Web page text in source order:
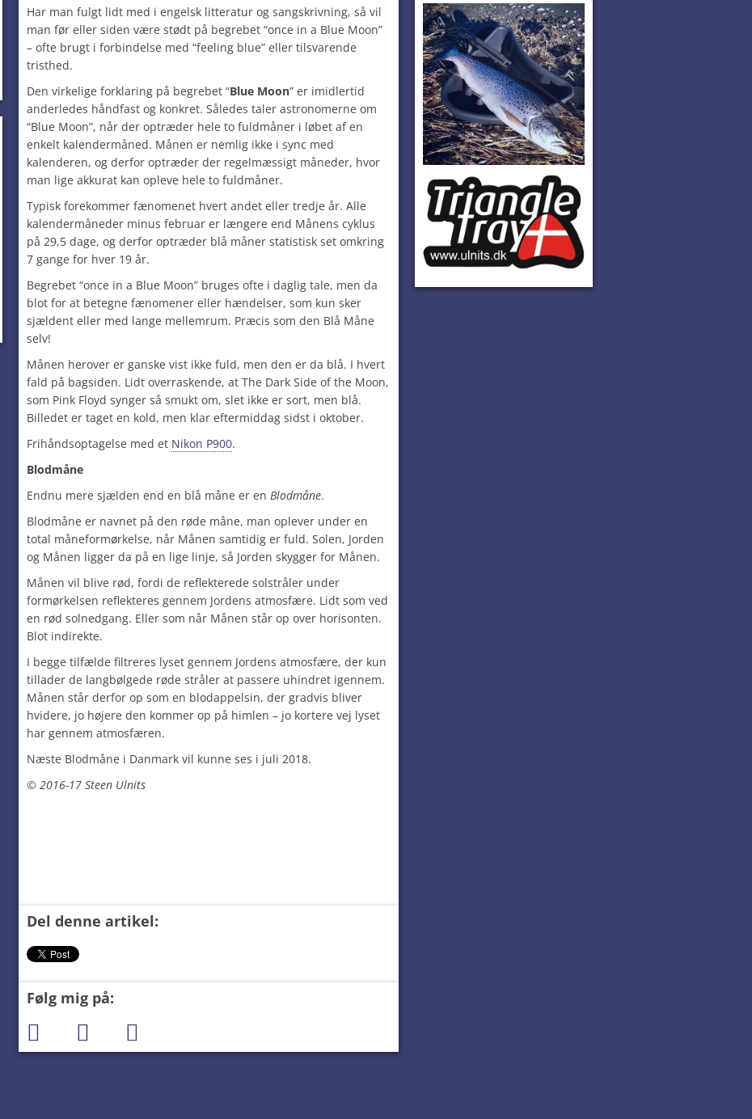
Har man fulgt lidt med i engelsk litteratur og sangskrivning, så vil
man før eller siden være stødt på begrebet “once in a Blue Moon”
– ofte brugt i forbindelse med “feeling blue” eller tilsvarende
tristhed.
Den virkelige forklaring på begrebet “Blue Moon” er imidlertid
anderledes håndfast og konkret. Således taler astronomerne om
“Blue Moon”, når der optræder hele to fuldmåner i løbet af en
enkelt kalendermåned. Månen er nemlig ikke i sync med
kalenderen, og derfor optræder der regelmæssigt måneder, hvor
man lige akkurat kan opleve hele to fuldmåner.
Typisk forekommer fænomenet hvert andet eller tredje år. Alle
kalendermåneder minus februar er længere end Månens cyklus
på 29,5 dage, og derfor optræder blå måner statistisk set omkring
7 gange for hver 19 år.
Begrebet “once in a Blue Moon” bruges ofte i daglig tale, men da
blot for at betegne fænomener eller hændelser, som kun sker
sjældent eller med lange mellemrum. Præcis som den Blå Måne
selv!
Månen herover er ganske vist ikke fuld, men den er da blå. I hvert
fald på bagsiden. Lidt overraskende, at The Dark Side of the Moon,
som Pink Floyd synger så smukt om, slet ikke er sort, men blå.
Billedet er taget en kold, men klar eftermiddag sidst i oktober.
Frihåndsoptagelse med et Nikon P900.
Blodmåne
Endnu mere sjælden end en blå måne er en Blodmåne.
Blodmåne er navnet på den røde måne, man oplever under en
total måneformørkelse, når Månen samtidig er fuld. Solen, Jorden
og Månen ligger da på en lige linje, så Jorden skygger for Månen.
Månen vil blive rød, fordi de reflekterede solstråler under
formørkelsen reflekteres gennem Jordens atmosfære. Lidt som ved
en rød solnedgang. Eller som når Månen står op over horisonten.
Blot indirekte.
I begge tilfælde filtreres lyset gennem Jordens atmosfære, der kun
tillader de langbølgede røde stråler at passere uhindret igennem.
Månen står derfor op som en blodappelsin, der gradvis bliver
hvidere, jo højere den kommer op på himlen – jo kortere vej lyset
har gennem atmosfæren.
Næste Blodmåne i Danmark vil kunne ses i juli 2018.
© 2016-17 Steen Ulnits
Del denne artikel:
Følg mig på: